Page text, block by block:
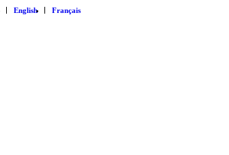
English Français